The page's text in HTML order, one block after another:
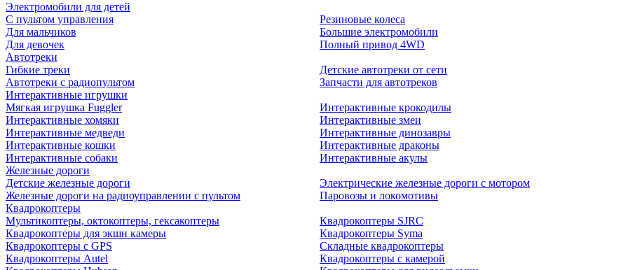
Электромобили для детей
С пультом управления
Для мальчиков
Для девочек
Резиновые колеса
Большие электромобили
Полный привод 4WD
Автотреки
Гибкие треки
Автотреки с радиопультом
Детские автотреки от сети
Запчасти для автотреков
Интерактивные игрушки
Мягкая игрушка Fuggler
Интерактивные хомяки
Интерактивные медведи
Интерактивные кошки
Интерактивные собаки
Интерактивные крокодилы
Интерактивные змеи
Интерактивные динозавры
Интерактивные драконы
Интерактивные акулы
Железные дороги
Детские железные дороги
Железные дороги на радиоуправлении с пультом
Электрические железные дороги с мотором
Паровозы и локомотивы
Квадрокоптеры
Мультикоптеры, октокоптеры, гексакоптеры
Квадрокоптеры для экшн камеры
Квадрокоптеры с GPS
Квадрокоптеры Autel
Квадрокоптеры SJRC
Квадрокоптеры Syma
Складные квадрокоптеры
Квадрокоптеры с камерой